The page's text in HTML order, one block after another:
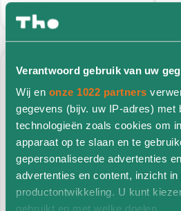
Verantwoord gebruik van uw
Wij en onze 1022 partners
gegevens (bijv. uw IP-adres) met
technologieën zoals cookies om
apparaat op te slaan en te
gepersonaliseerde advertenties
advertenties en content, inzicht in
productontwikkeling. U kunt
Werkbankblok hangend met 3
en 1